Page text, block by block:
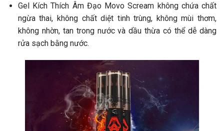
Gel Kích Thích Âm Đạo Movo Scream không chứa chất
ngừa thai, không chất diệt tinh trùng, không mùi thơm,
không nhờn, tan trong nước và dầu thừa có thể dễ dàng
rửa sạch bằng nước.